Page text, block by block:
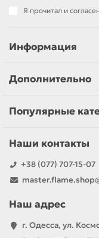
Я прочитал и
Информация
Дополнительно
Популярные
Наши контакты
+38 (077) 707-15-07
Наш адрес
г. Одесса, ул.